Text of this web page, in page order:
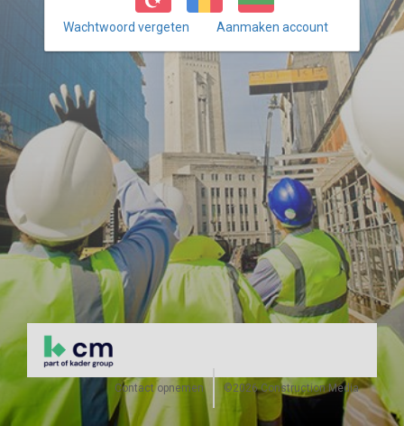
Wachtwoord vergeten Aanmaken account
©2026 Construction Media
Contact opnemen